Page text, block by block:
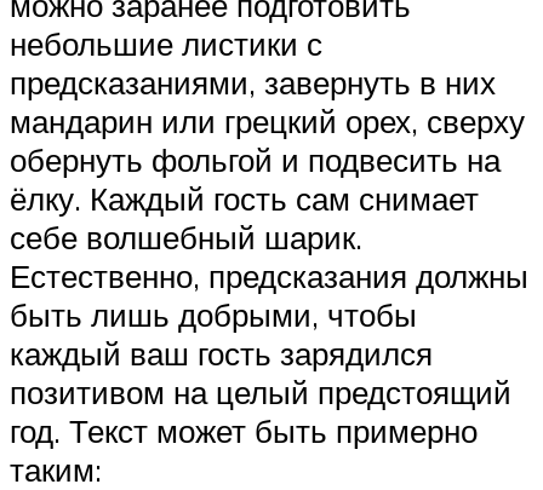
небольшие листики с
предсказаниями, завернуть в них
мандарин или грецкий орех, сверху
обернуть фольгой и подвесить на
ёлку. Каждый гость сам снимает
себе волшебный шарик.
Естественно, предсказания должны
быть лишь добрыми, чтобы
каждый ваш гость зарядился
позитивом на целый предстоящий
год. Текст может быть примерно
таким: